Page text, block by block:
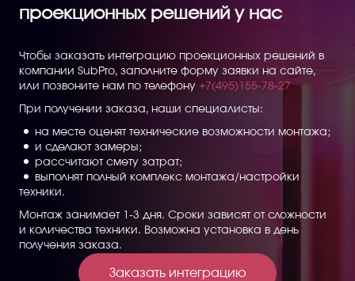
проекционных решений у нас
Чтобы заказать интеграцию проекционных решений в
компании SubPro, заполните форму заявки на сайте,
или позвоните нам по телефону +7(495)155-78-27
При получении заказа, наши специалисты:
на месте оценят технические возможности монтажа;
и сделают замеры;
рассчитают смету затрат;
выполнят полный комплекс монтажа/настройки
техники.
Монтаж занимает 1-3 дня. Сроки зависят от сложности
и количества техники. Возможна установка в день
получения заказа.
Заказать интеграцию